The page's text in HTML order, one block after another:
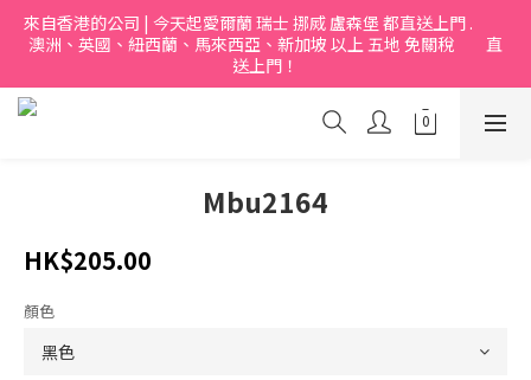
來自香港的公司 | 今天起愛爾蘭 瑞士 挪烕 盧森堡 都直送上門 .
澳洲、英國、紐西蘭、馬來西亞、新加坡 以上 五地 免關稅         直
送上門！
Mbu2164
HK$205.00
顏色